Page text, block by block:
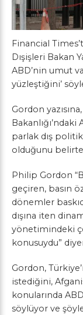
Financial
Dışişleri Bakan
ABD’nin umut
yüzleştiğini’
Gordon
parlak dış
olduğunu
Philip Gordon
geçiren, basın
dönemler
dışına iten
yönetimindeki
konusuydu”
Gordon,
istediğini,
konularında
söylüyor ve